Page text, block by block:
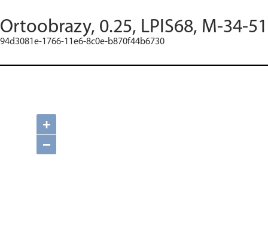
Ortoobrazy, 0.25, LPIS68, M-34-
94d3081e-1766-11e6-8c0e-b870f44b6730
+
−